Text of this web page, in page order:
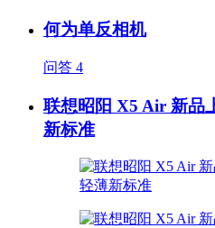
何为单反相机
问答 4
联想昭阳 X5 Air 新品
新标准